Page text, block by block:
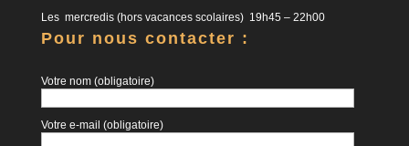
Les mercredis (hors vacances scolaires) 19h45 – 22h00
Pour nous contacter :
Votre nom (obligatoire)
Votre e-mail (obligatoire)